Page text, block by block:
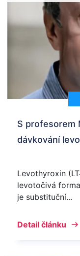
S profesorem
dávkování
Levothyroxin
levotočivá
je substituční...
Detail článku